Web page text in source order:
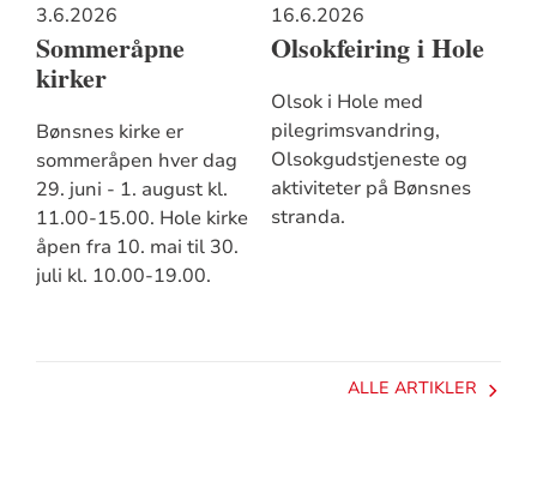
3.6.2026
Sommeråpne
kirker
Bønsnes kirke er
sommeråpen hver dag
29. juni - 1. august kl.
11.00-15.00. Hole kirke
åpen fra 10. mai til 30.
juli kl. 10.00-19.00.
16.6.2026
Olsokfeiring i Hole
Olsok i Hole med
pilegrimsvandring,
Olsokgudstjeneste og
aktiviteter på Bønsnes
stranda.
ALLE ARTIKLER